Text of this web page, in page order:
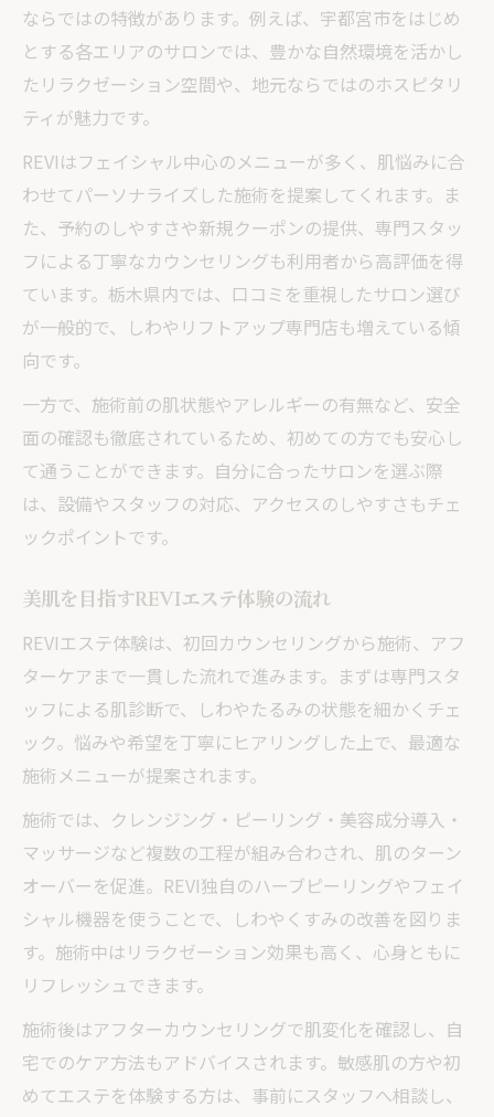
栃木県エステ業界で注目のREVIメソッド
REVIエステ体験で感じる肌の変化と魅力
REVIを通じたしわケアの秘訣と体験談
エステで体験するREVIのしわ改善効果
口コミで評価されるREVIエステの特徴
REVI体験者が実感する美肌への近道
しわケアはREVIエステで始めるのが正解
ならではの特徴があります。例えば、宇都宮市をはじめ
とする各エリアのサロンでは、豊かな自然環境を活かし
たリラクゼーション空間や、地元ならではのホスピタリ
ティが魅力です。
REVIはフェイシャル中心のメニューが多く、肌悩みに合
わせてパーソナライズした施術を提案してくれます。ま
た、予約のしやすさや新規クーポンの提供、専門スタッ
フによる丁寧なカウンセリングも利用者から高評価を得
ています。栃木県内では、口コミを重視したサロン選び
が一般的で、しわやリフトアップ専門店も増えている傾
向です。
一方で、施術前の肌状態やアレルギーの有無など、安全
面の確認も徹底されているため、初めての方でも安心し
て通うことができます。自分に合ったサロンを選ぶ際
は、設備やスタッフの対応、アクセスのしやすさもチェ
ックポイントです。
美肌を目指すREVIエステ体験の流れ
REVIエステ体験は、初回カウンセリングから施術、アフ
ターケアまで一貫した流れで進みます。まずは専門スタ
ッフによる肌診断で、しわやたるみの状態を細かくチェ
ック。悩みや希望を丁寧にヒアリングした上で、最適な
施術メニューが提案されます。
施術では、クレンジング・ピーリング・美容成分導入・
マッサージなど複数の工程が組み合わされ、肌のターン
オーバーを促進。REVI独自のハーブピーリングやフェイ
シャル機器を使うことで、しわやくすみの改善を図りま
す。施術中はリラクゼーション効果も高く、心身ともに
リフレッシュできます。
施術後はアフターカウンセリングで肌変化を確認し、自
宅でのケア方法もアドバイスされます。敏感肌の方や初
めてエステを体験する方は、事前にスタッフへ相談し、